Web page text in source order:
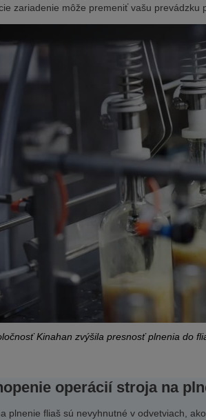
zariadenie môže premeniť vašu prevádzku
Kinahan zvýšila presnosť plnenia do
operácií stroja na
plnenie fliaš sú nevyhnutné v odvetviach,